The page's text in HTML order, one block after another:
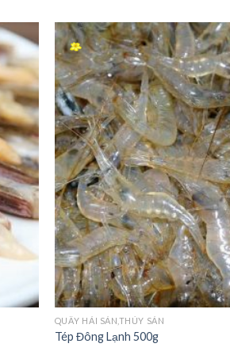
+
QUẦY HẢI SẢN,THỦY SẢN
Tép Đông Lạnh 500g